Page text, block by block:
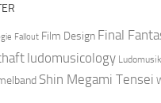
Fallout Film Design Final
ludomusicology
Shin Megami Tensei